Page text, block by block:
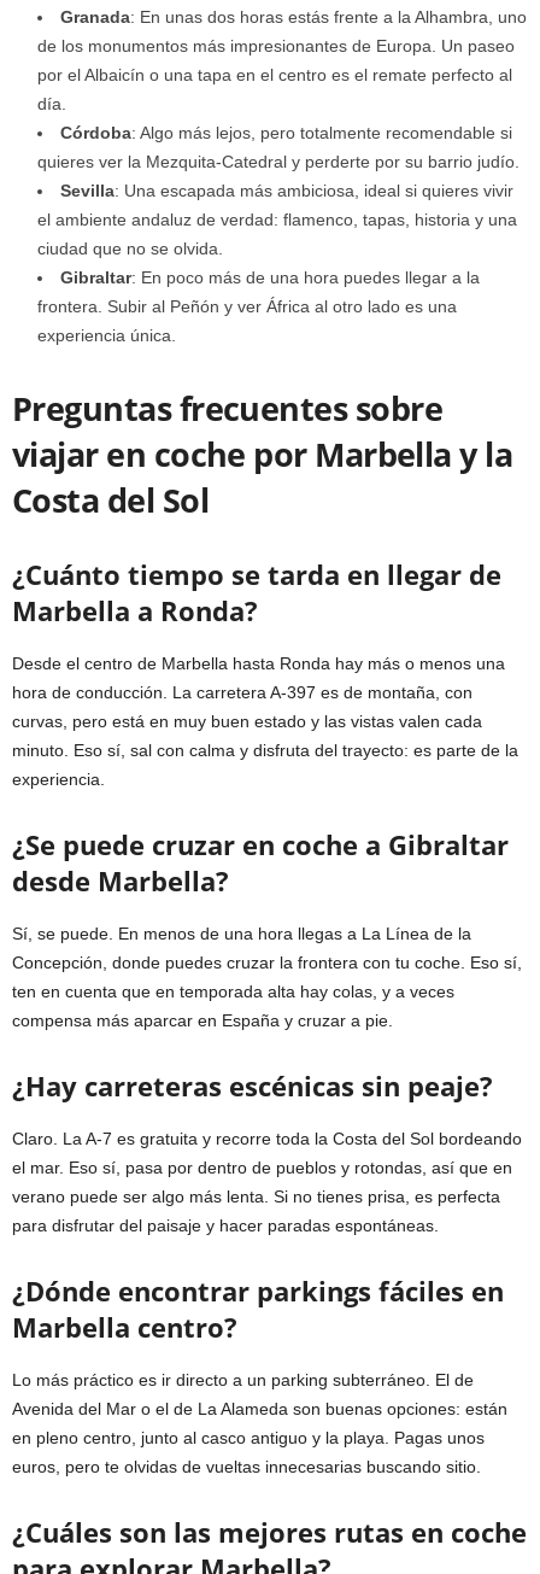
Granada: En unas dos horas estás frente a la Alhambra, uno
de los monumentos más impresionantes de Europa. Un paseo
por el Albaicín o una tapa en el centro es el remate perfecto al
día.
Córdoba: Algo más lejos, pero totalmente recomendable si
quieres ver la Mezquita-Catedral y perderte por su barrio judío.
Sevilla: Una escapada más ambiciosa, ideal si quieres vivir
el ambiente andaluz de verdad: flamenco, tapas, historia y una
ciudad que no se olvida.
Gibraltar: En poco más de una hora puedes llegar a la
frontera. Subir al Peñón y ver África al otro lado es una
experiencia única.
Preguntas frecuentes sobre
viajar en coche por Marbella y la
Costa del Sol
¿Cuánto tiempo se tarda en llegar de
Marbella a Ronda?
Desde el centro de Marbella hasta Ronda hay más o menos una
hora de conducción. La carretera A-397 es de montaña, con
curvas, pero está en muy buen estado y las vistas valen cada
minuto. Eso sí, sal con calma y disfruta del trayecto: es parte de la
experiencia.
¿Se puede cruzar en coche a Gibraltar
desde Marbella?
Sí, se puede. En menos de una hora llegas a La Línea de la
Concepción, donde puedes cruzar la frontera con tu coche. Eso sí,
ten en cuenta que en temporada alta hay colas, y a veces
compensa más aparcar en España y cruzar a pie.
¿Hay carreteras escénicas sin peaje?
Claro. La A-7 es gratuita y recorre toda la Costa del Sol bordeando
el mar. Eso sí, pasa por dentro de pueblos y rotondas, así que en
verano puede ser algo más lenta. Si no tienes prisa, es perfecta
para disfrutar del paisaje y hacer paradas espontáneas.
¿Dónde encontrar parkings fáciles en
Marbella centro?
Lo más práctico es ir directo a un parking subterráneo. El de
Avenida del Mar o el de La Alameda son buenas opciones: están
en pleno centro, junto al casco antiguo y la playa. Pagas unos
euros, pero te olvidas de vueltas innecesarias buscando sitio.
¿Cuáles son las mejores rutas en coche